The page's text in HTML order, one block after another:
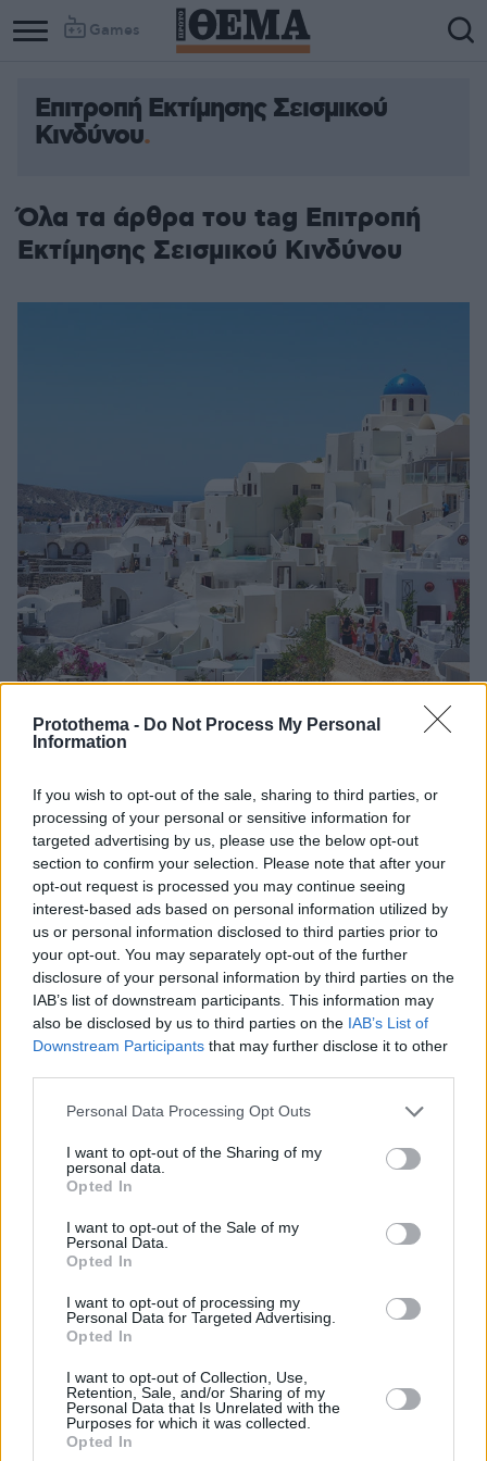
Protothema - Do Not Process My Personal
Information
If you wish to opt-out of the sale, sharing to third parties, or
processing of your personal or sensitive information for
targeted advertising by us, please use the below opt-out
section to confirm your selection. Please note that after your
opt-out request is processed you may continue seeing
interest-based ads based on personal information utilized by
us or personal information disclosed to third parties prior to
your opt-out. You may separately opt-out of the further
disclosure of your personal information by third parties on the
IAB’s list of downstream participants. This information may
also be disclosed by us to third parties on the IAB’s List of
Downstream Participants that may further disclose it to other
Please note that this website/app uses one or more Google
not limited to your visit or usage behaviour. You may click to
grant or deny consent to Google and its third-party tags to
use your data for below specified purposes in below Google
consent section.
Personal Data Processing Opt Outs
I want to opt-out of the Sharing of my
personal data.
Opted In
I want to opt-out of the Sale of my
Personal Data.
Opted In
I want to opt-out of processing my
Personal Data for Targeted Advertising.
Opted In
I want to opt-out of Collection, Use,
Retention, Sale, and/or Sharing of my
Personal Data that Is Unrelated with the
Purposes for which it was collected.
Opted In
Games
Column
Column
2
Επιτροπή Εκτίμησης Σεισμικού
Κινδύνου
Όλα τα άρθρα του tag Επιτροπή
Εκτίμησης Σεισμικού Κινδύνου
Συνεδρίασε η Επιτροπή Σεισμικού Κινδύνου για το
μπαράζ σεισμών στις Κυκλάδες - Ανησυχία για τις
αλλεπάλληλες δονήσεις
Έντονη είναι η σεισμική δραστηριότητα τις τελευταίες
στη θαλάσσια περιοχή της Σαντορίνης και των γύρω
νησιών καθώς καταγράφονται δεκάδες μικροσεισμοί